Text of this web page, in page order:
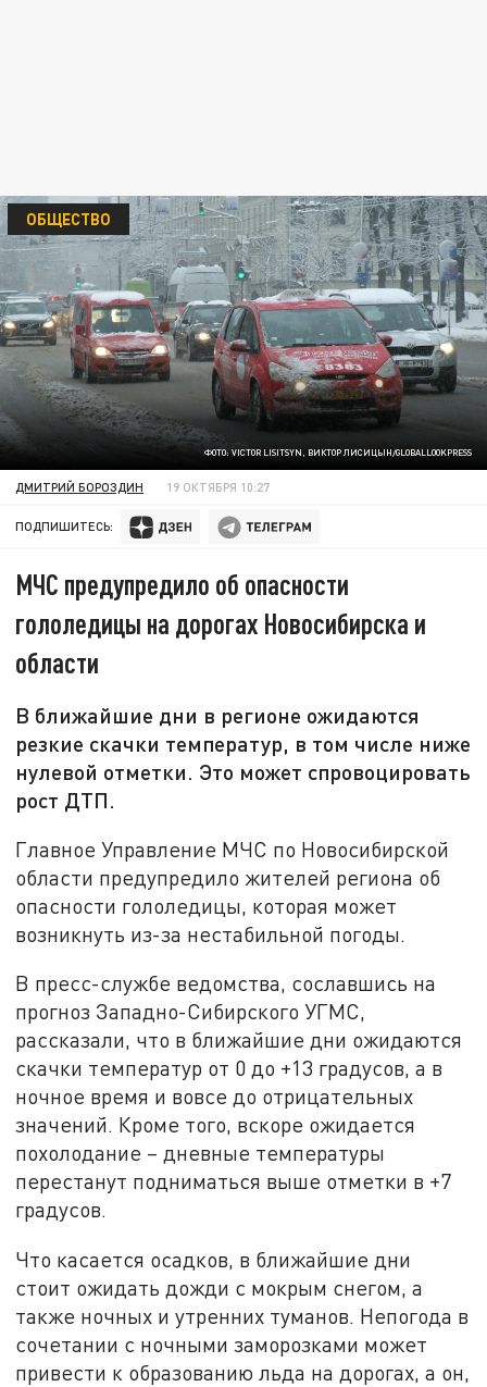
ФОТО: VICTOR LISITSYN, ВИКТОР ЛИСИЦЫН/GLOBALLOOKPRESS
ОБЩЕСТВО
ДМИТРИЙ БОРОЗДИН 19 ОКТЯБРЯ 10:27
ПОДПИШИТЕСЬ:
МЧС предупредило об опасности
гололедицы на дорогах Новосибирска и
области
В ближайшие дни в регионе ожидаются
резкие скачки температур, в том числе ниже
нулевой отметки. Это может спровоцировать
рост ДТП.
Главное Управление МЧС по Новосибирской
области предупредило жителей региона об
опасности гололедицы, которая может
возникнуть из-за нестабильной погоды.
В пресс-службе ведомства, сославшись на
прогноз Западно-Сибирского УГМС,
рассказали, что в ближайшие дни ожидаются
скачки температур от 0 до +13 градусов, а в
ночное время и вовсе до отрицательных
значений. Кроме того, вскоре ожидается
похолодание – дневные температуры
перестанут подниматься выше отметки в +7
градусов.
Что касается осадков, в ближайшие дни
стоит ожидать дожди с мокрым снегом, а
также ночных и утренних туманов. Непогода в
сочетании с ночными заморозками может
привести к образованию льда на дорогах, а он,